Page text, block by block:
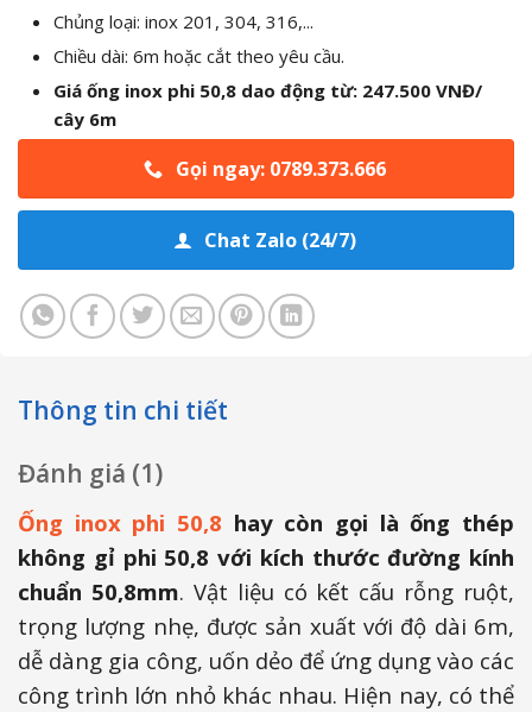
Chủng loại: inox 201, 304, 316,...
Chiều dài: 6m hoặc cắt theo yêu cầu.
Giá ống inox phi 50,8 dao động từ: 247.500 VNĐ/
cây 6m
Gọi ngay: 0789.373.666
Chat Zalo (24/7)
Thông tin chi tiết
Đánh giá (1)
Ống inox phi 50,8 hay còn gọi là ống thép
không gỉ phi 50,8 với kích thước đường kính
chuẩn 50,8mm. Vật liệu có kết cấu rỗng ruột,
trọng lượng nhẹ, được sản xuất với độ dài 6m,
dễ dàng gia công, uốn dẻo để ứng dụng vào các
công trình lớn nhỏ khác nhau. Hiện nay, có thể